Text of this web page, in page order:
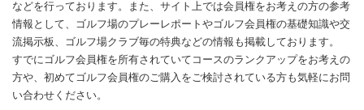
などを行っております。また、サイト上では会員権をお考えの方の参考
情報として、ゴルフ場のプレーレポートやゴルフ会員権の基礎知識や交
流掲示板、ゴルフ場クラブ毎の特典などの情報も掲載しております。
すでにゴルフ会員権を所有されていてコースのランクアップをお考えの
方や、初めてゴルフ会員権のご購入をご検討されている方も気軽にお問
い合わせください。